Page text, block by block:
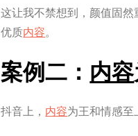
这让我不禁想到，颜值固
优质内容。
案例二： 内容
抖音上， 内容为王和情感至